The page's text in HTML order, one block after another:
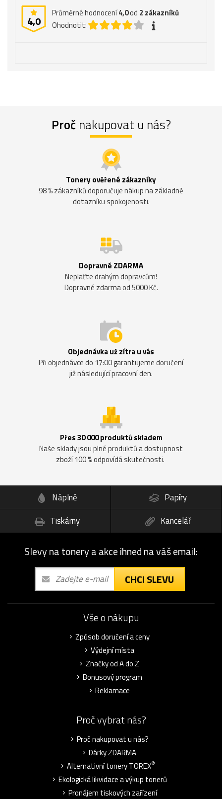
4,0
Průměrné hodnocení4,0od 2 zákazníků
Ohodnotit:
Proč nakupovat u nás?
Tonery ověřené zákazníky
98 % zákazníků doporučuje nákup na základně
dotazníku spokojenosti.
Dopravné ZDARMA
Neplaťte drahým dopravcům!
Dopravné zdarma od 5000 Kč.
Objednávka už zítra u vás
Při objednávce do 17:00 garantujeme doručení
již následující pracovní den.
Přes 30 000 produktů skladem
Naše sklady jsou plné produktů a dostupnost
zboží 100 % odpovídá skutečnosti.
Náplně
Papíry
Tiskárny
Kancelář
Slevy na tonery a akce ihned na váš email:
CHCI SLEVU
Vše o nákupu
Způsob doručení a ceny
Výdejní místa
Značky od A do Z
Bonusový program
Reklamace
Proč vybrat nás?
Proč nakupovat u nás?
Dárky ZDARMA
Alternativní tonery TOREX®
Ekologická likvidace a výkup tonerů
Pronájem tiskových zařízení